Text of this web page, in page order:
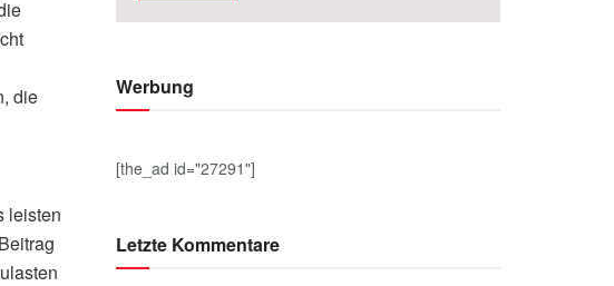
die
leisten
Werbung
[the_ad id="27291"]
Letzte Kommentare